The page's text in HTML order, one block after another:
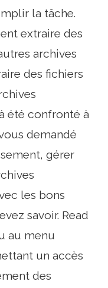
la tâche.
extraire des
archives
des fichiers
été confronté à
demandé
gérer
les bons
savoir. Read
au menu
un accès
des